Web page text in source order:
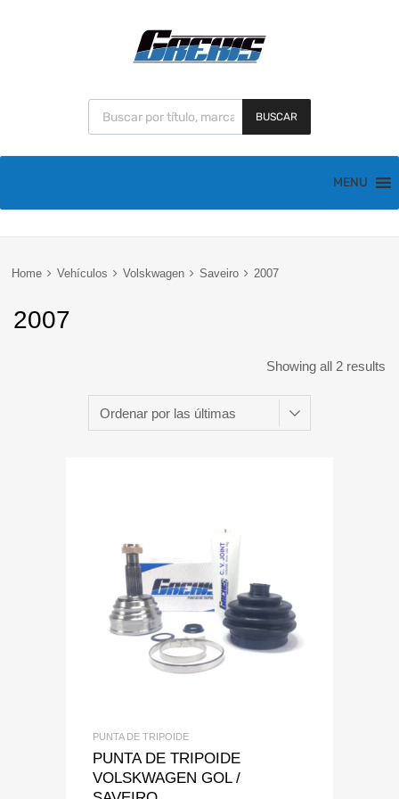
BUSCAR
MENU
Home Vehículos Volskwagen Saveiro 2007
2007
Showing all 2 results
Add to Wishlist
Add to Compare
PUNTA DE TRIPOIDE
PUNTA DE TRIPOIDE
VOLSKWAGEN GOL /